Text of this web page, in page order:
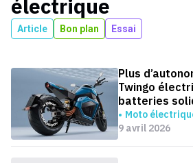
électrique
Article Bon plan Essai
Plus
Twingo
batteries
production
Moto
9 avril 2026